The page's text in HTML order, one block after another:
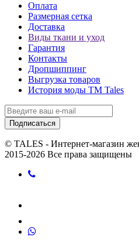
Оплата
Размерная сетка
Доставка
Виды ткани и уход
Гарантия
Контакты
Дропшиппинг
Выгрузка товаров
История моды ТМ Tales
Подписаться
© TALES - Интернет-магазин
2015-2026 Все права защищены